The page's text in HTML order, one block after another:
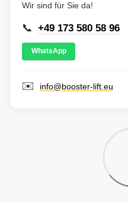
Wir sind für Sie da!
📞 +49 173 580 58 96
WhatsApp
✉️ info@booster-lift.eu